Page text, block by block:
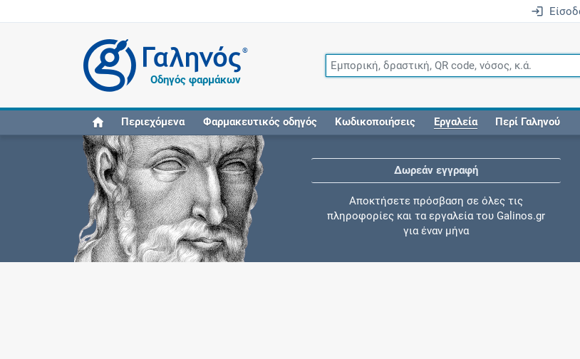
®
Οδηγός φαρμάκων
Περιεχόμενα Φαρμακευτικός οδηγός Κωδικοποιήσεις Εργαλεία Περί Γαληνού
Δωρεάν εγγραφή
Αποκτήσετε πρόσβαση σε όλες τις
πληροφορίες και τα εργαλεία του Galinos.gr
για έναν μήνα